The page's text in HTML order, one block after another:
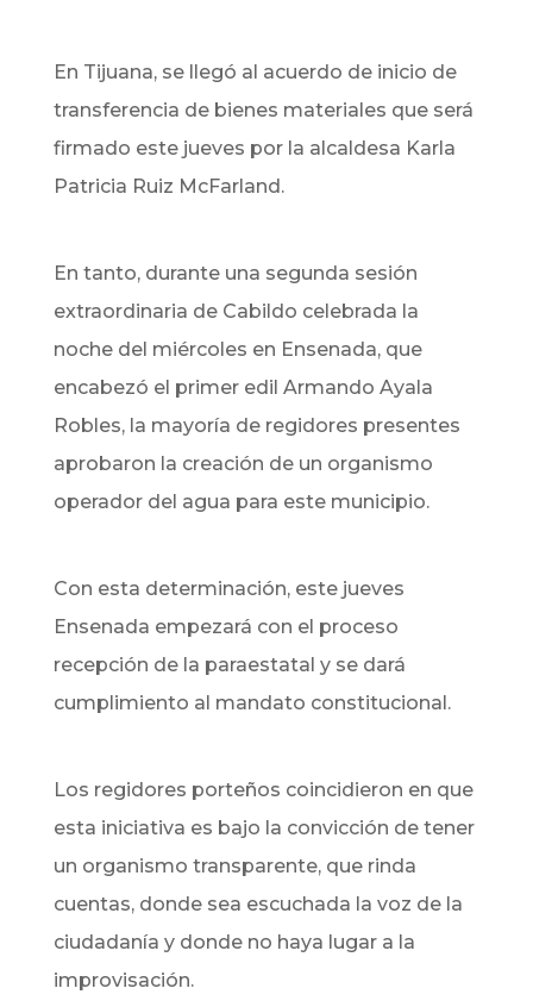
En Tijuana, se llegó al acuerdo de inicio de
transferencia de bienes materiales que será
firmado este jueves por la alcaldesa Karla
Patricia Ruiz McFarland.
En tanto, durante una segunda sesión
extraordinaria de Cabildo celebrada la
noche del miércoles en Ensenada, que
encabezó el primer edil Armando Ayala
Robles, la mayoría de regidores presentes
aprobaron la creación de un organismo
operador del agua para este municipio.
Con esta determinación, este jueves
Ensenada empezará con el proceso
recepción de la paraestatal y se dará
cumplimiento al mandato constitucional.
Los regidores porteños coincidieron en que
esta iniciativa es bajo la convicción de tener
un organismo transparente, que rinda
cuentas, donde sea escuchada la voz de la
ciudadanía y donde no haya lugar a la
improvisación.